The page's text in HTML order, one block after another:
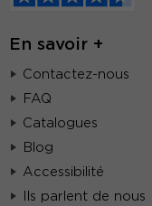
En savoir +
Contactez-nous
FAQ
Catalogues
Blog
Accessibilité
Ils parlent de nous